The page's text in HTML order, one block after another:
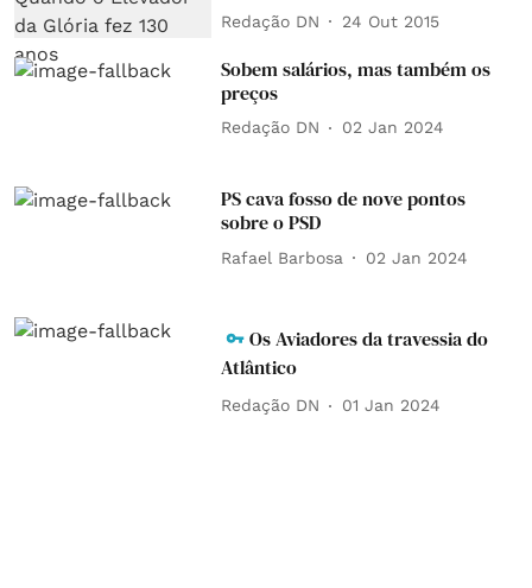
Redação DN 24 Out 2015
Sobem salários, mas também os
preços
Redação DN 02 Jan 2024
PS cava fosso de nove pontos
sobre o PSD
Rafael Barbosa 02 Jan 2024
Os Aviadores da travessia do
Atlântico
Redação DN 01 Jan 2024